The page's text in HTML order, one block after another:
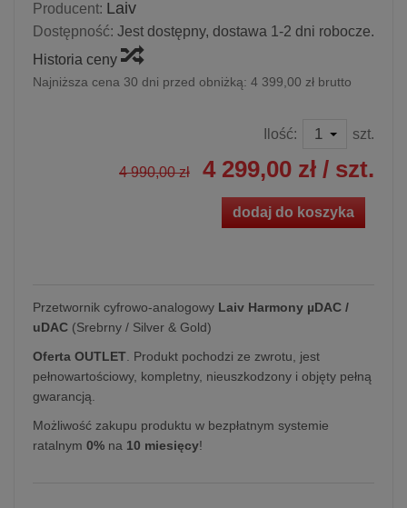
Producent: Laiv
Dostępność: Jest dostępny, dostawa 1-2 dni robocze.
Historia ceny
Najniższa cena 30 dni przed obniżką: 4 399,00 zł brutto
Ilość: szt.
4 990,00 zł 4 299,00 zł / szt.
dodaj do koszyka
Przetwornik cyfrowo-analogowy Laiv Harmony µDAC /
uDAC (Srebrny / Silver & Gold)
Oferta OUTLET . Produkt pochodzi ze zwrotu, jest
pełnowartościowy, kompletny, nieuszkodzony i objęty pełną
gwarancją.
Możliwość zakupu produktu w bezpłatnym systemie
ratalnym 0% na 10 miesięcy!